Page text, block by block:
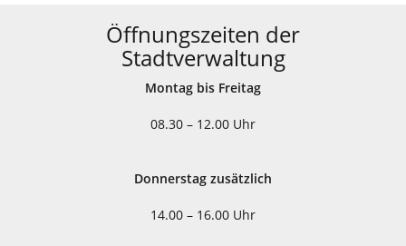
Öffnungszeiten der
Stadtverwaltung
Montag bis Freitag
08.30 – 12.00 Uhr
Donnerstag zusätzlich
14.00 – 16.00 Uhr